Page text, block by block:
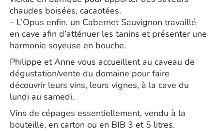
chaudes boisées, cacaotées.
– L’Opus enfin, un Cabernet Sauvignon travaillé
en cave afin d’atténuer les tanins et présenter une
harmonie soyeuse en bouche.
Philippe et Anne vous accueillent au caveau de
dégustation/vente du domaine pour faire
découvrir leurs vins, leurs vignes, à la cave du
lundi au samedi.
Vins de cépages essentiellement, vendu à la
bouteille, en carton ou en BIB 3 et 5 litres.